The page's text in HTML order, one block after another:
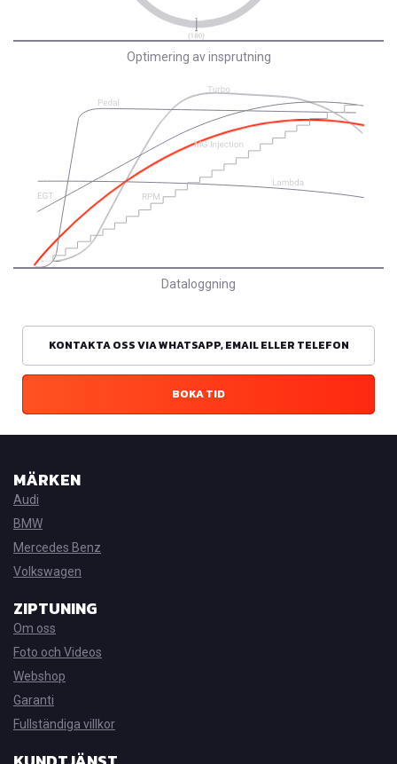
Optimering av insprutning
Dataloggning
KONTAKTA OSS VIA WHATSAPP, EMAIL ELLER TELEFON
BOKA TID
MÄRKEN
Audi
BMW
Mercedes Benz
Volkswagen
ZIPTUNING
Om oss
Foto och Videos
Webshop
Garanti
Fullständiga villkor